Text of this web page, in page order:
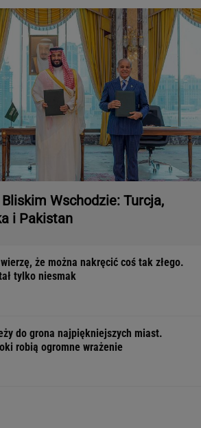
Wschodzie: Turcja,
i Pakistan
że można nakręcić coś tak złego.
tylko niesmak
do grona najpiękniejszych miast.
robią ogromne wrażenie